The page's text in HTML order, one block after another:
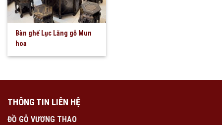
Bàn ghế Lục Lăng gỗ Mun
hoa
THÔNG TIN LIÊN HỆ
ĐỒ GỖ VƯƠNG THAO